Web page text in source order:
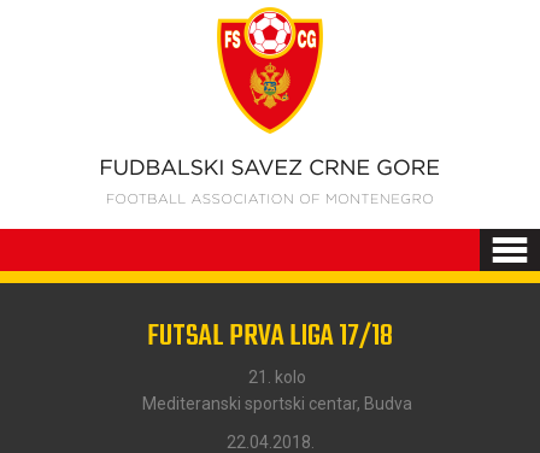
FUTSAL PRVA LIGA 17/18
21. kolo
Mediteranski sportski centar, Budva
22.04.2018.